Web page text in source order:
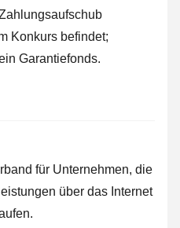
Konkurs befindet;
Garantiefonds.
für Unternehmen, die
über das Internet